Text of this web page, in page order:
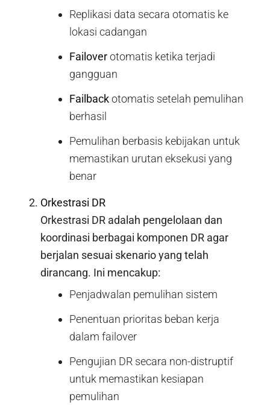
Replikasi data secara otomatis ke
lokasi cadangan
Failoverotomatis ketika terjadi
gangguan
Failbackotomatis setelah pemulihan
berhasil
Pemulihan berbasis kebijakan untuk
memastikan urutan eksekusi yang
benar
Orkestrasi DR
Orkestrasi DR adalah pengelolaan dan
koordinasi berbagai komponen DR agar
berjalan sesuai skenario yang telah
dirancang. Ini mencakup:
Penjadwalan pemulihan sistem
Penentuan prioritas beban kerja
dalam failover
Pengujian DR secara non-distruptif
untuk memastikan kesiapan
pemulihan